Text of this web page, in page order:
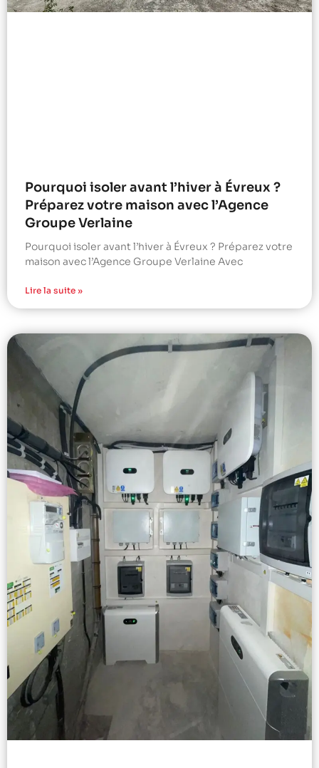
Pourquoi isoler avant l’hiver à Évreux ?
Préparez votre maison avec l’Agence
Groupe Verlaine
Pourquoi isoler avant l’hiver à Évreux ? Préparez votre
maison avec l’Agence Groupe Verlaine Avec
Lire la suite »